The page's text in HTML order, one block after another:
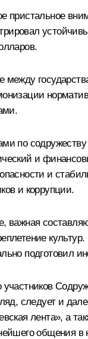
пристальное
между
по
и
и
и коррупции.
важная
подготовил
участников
следует и
лента», а
общения в